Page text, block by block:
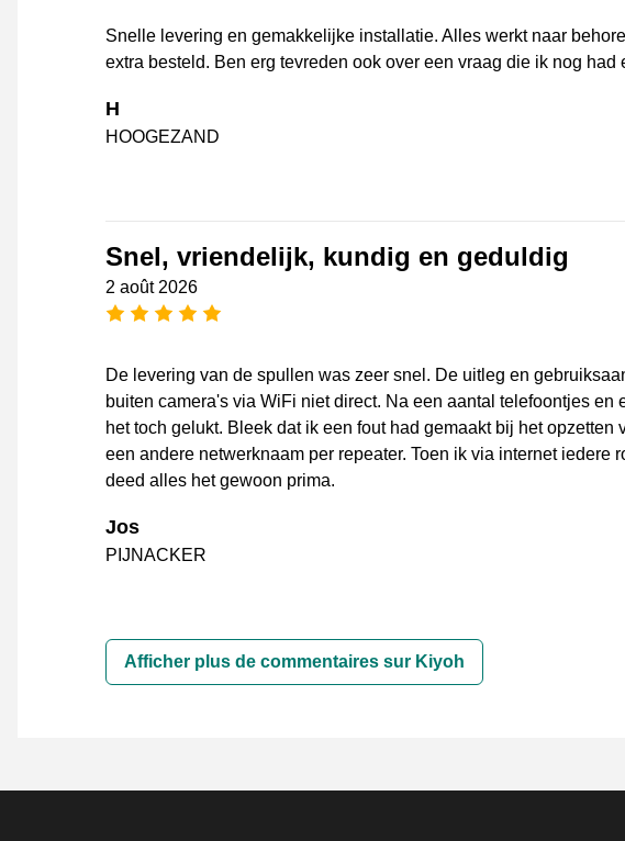
Snelle levering en gemakkelijke installatie. Alles werkt naar
extra besteld. Ben erg tevreden ook over een vraag die ik nog
H
HOOGEZAND
Snel, vriendelijk, kundig en geduldig
2 août 2026
[_General:NumberOfStarsPluralFormat]
De levering van de spullen was zeer snel. De uitleg en
buiten camera's via WiFi niet direct. Na een aantal telefoontjes
het toch gelukt. Bleek dat ik een fout had gemaakt bij het
een andere netwerknaam per repeater. Toen ik via internet iedere
deed alles het gewoon prima.
Jos
PIJNACKER
Afficher plus de commentaires sur Kiyoh